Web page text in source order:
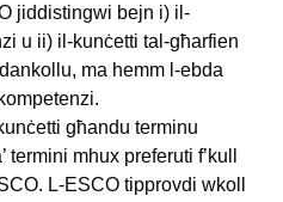
jiddistingwi bejn i) il-
u ii) il-kunċetti tal-għarfien
ma hemm l-ebda
għandu terminu
mhux preferuti f’kull
L-ESCO tipprovdi wkoll